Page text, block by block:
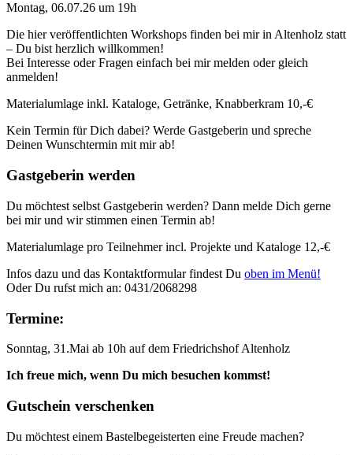
Montag, 06.07.26 um 19h
Die hier veröffentlichten Workshops finden bei mir in Altenholz statt
– Du bist herzlich willkommen!
Bei Interesse oder Fragen einfach bei mir melden oder gleich
anmelden!
Materialumlage inkl. Kataloge, Getränke, Knabberkram 10,-€
Kein Termin für Dich dabei? Werde Gastgeberin und spreche
Deinen Wunschtermin mit mir ab!
Gastgeberin werden
Du möchtest selbst Gastgeberin werden? Dann melde Dich gerne
bei mir und wir stimmen einen Termin ab!
Materialumlage pro Teilnehmer incl. Projekte und Kataloge 12,-€
Infos dazu und das Kontaktformular findest Du oben im Menü!
Oder Du rufst mich an: 0431/2068298
Termine:
Sonntag, 31.Mai ab 10h auf dem Friedrichshof Altenholz
Ich freue mich, wenn Du mich besuchen kommst!
Gutschein verschenken
Du möchtest einem Bastelbegeisterten eine Freude machen?